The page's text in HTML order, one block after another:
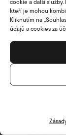
kteří je mohou
Kliknutím na
údajů a cookies za